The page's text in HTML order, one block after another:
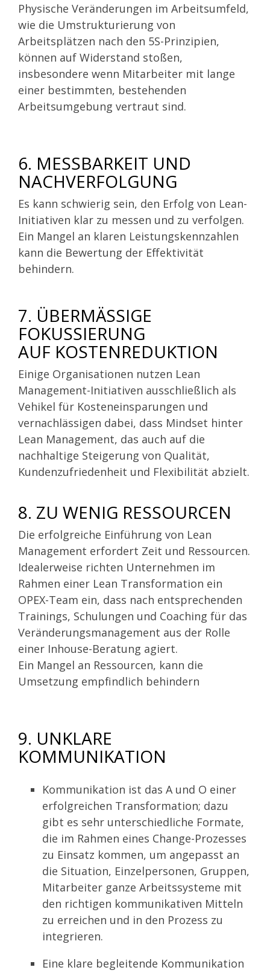
Physische Veränderungen im Arbeitsumfeld,
wie die Umstrukturierung von
Arbeitsplätzen nach den 5S-Prinzipien,
können auf Widerstand stoßen,
insbesondere wenn Mitarbeiter mit lange
einer bestimmten, bestehenden
Arbeitsumgebung vertraut sind.
6. MESSBARKEIT UND
NACHVERFOLGUNG
Es kann schwierig sein, den Erfolg von Lean-
Initiativen klar zu messen und zu verfolgen.
Ein Mangel an klaren Leistungskennzahlen
kann die Bewertung der Effektivität
behindern.
7. ÜBERMÄSSIGE F
OKUSSIERUNG
AUF KOSTENREDUKTION
Einige Organisationen nutzen Lean
Management-Initiativen ausschließlich als
Vehikel für Kosteneinsparungen und
vernachlässigen dabei, dass Mindset hinter
Lean Management, das auch auf die
nachhaltige Steigerung von Qualität,
Kundenzufriedenheit und Flexibilität abzielt.
8. ZU WENIG RESSOURCEN
Die erfolgreiche Einführung von Lean
Management erfordert Zeit und Ressourcen.
Idealerweise richten Unternehmen im
Rahmen einer Lean Transformation ein
OPEX-Team ein, dass nach entsprechenden
Trainings, Schulungen und Coaching für das
Veränderungsmanagement aus der Rolle
einer Inhouse-Beratung agiert.
Ein Mangel an Ressourcen, kann die
Umsetzung empfindlich behindern
9. UNKLARE
KOMMUNIKATION
Kommunikation ist das A und O einer
erfolgreichen Transformation; dazu
gibt es sehr unterschiedliche Formate,
die im Rahmen eines Change-Prozesses
zu Einsatz kommen, um angepasst an
die Situation, Einzelpersonen, Gruppen,
Mitarbeiter ganze Arbeitssysteme mit
den richtigen kommunikativen Mitteln
zu erreichen und in den Prozess zu
integrieren.
Eine klare begleitende Kommunikation